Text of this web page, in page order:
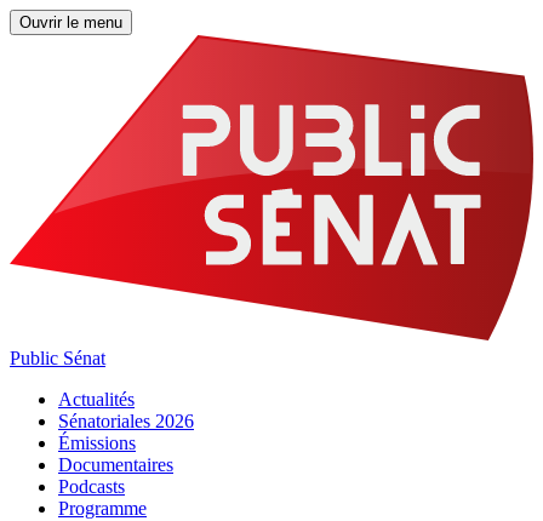
Ouvrir le menu
Public Sénat
Actualités
Sénatoriales 2026
Émissions
Documentaires
Podcasts
Programme